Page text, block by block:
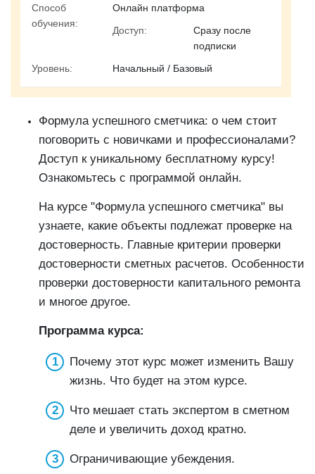
Способ
обучения:
Онлайн платформа
Доступ:
Сразу после
подписки
Уровень:
Начальный / Базовый
Формула успешного сметчика: о чем стоит
поговорить с новичками и профессионалами?
Доступ к уникальному бесплатному курсу!
Ознакомьтесь с программой онлайн.
На курсе "Формула успешного сметчика" вы
узнаете, какие объекты подлежат проверке на
достоверность. Главные критерии проверки
достоверности сметных расчетов. Особенности
проверки достоверности капитального ремонта
и многое другое.
Программа курса:
Почему этот курс может изменить Вашу
жизнь. Что будет на этом курсе.
Что мешает стать экспертом в сметном
деле и увеличить доход кратно.
Ограничивающие убеждения.